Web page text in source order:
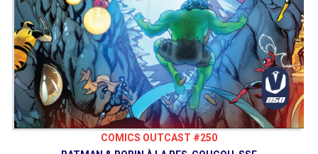
COMICS OUTCAST #250